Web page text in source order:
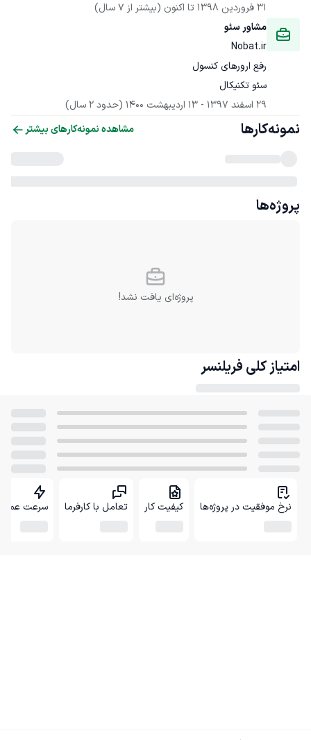
31 فروردین 1398
تا اکنون (بیشتر از 7 سال)
مشاور سئو
Nobat.ir
سئو تکنیکال
29 اسفند 1397
- 13 اردیبهشت 1400 (حدود 2 سال)
نمونه‌کارها مشاهده نمونه‌کارهای بیشتر
پروژه‌ها
پروژه‌ای یافت نشد!
امتیاز کلی فریلنسر
نرخ موفقیت در پروژه‌ها کیفیت کار تعامل با کارفرما سرعت عمل